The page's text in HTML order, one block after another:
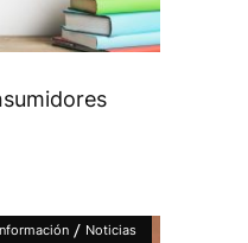
/ Noticias